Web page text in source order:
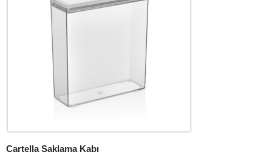
Cartella Saklama Kabı